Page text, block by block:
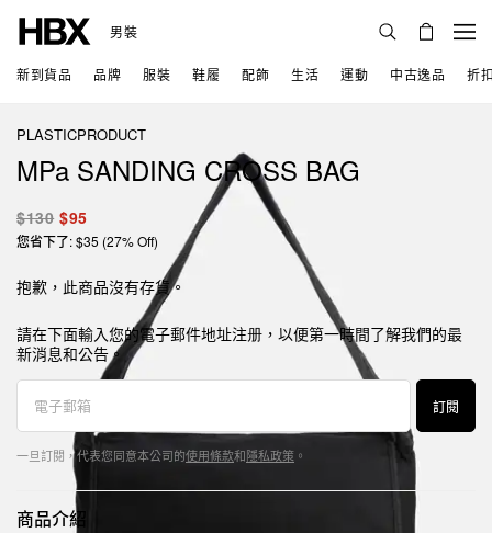
男裝
新到貨品 品牌 服裝 鞋履 配飾 生活 運動 中古逸品 折
PLASTICPRODUCT
MPa SANDING CROSS BAG
$130 $95
您省下了: $35 (27% Off)
抱歉，此商品沒有存貨。
請在下面輸入您的電子郵件地址注册，以便第一時間了解我們的最
新消息和公告。
訂閱
一旦訂閱，代表您同意本公司的使用條款和隱私政策 。
商品介紹